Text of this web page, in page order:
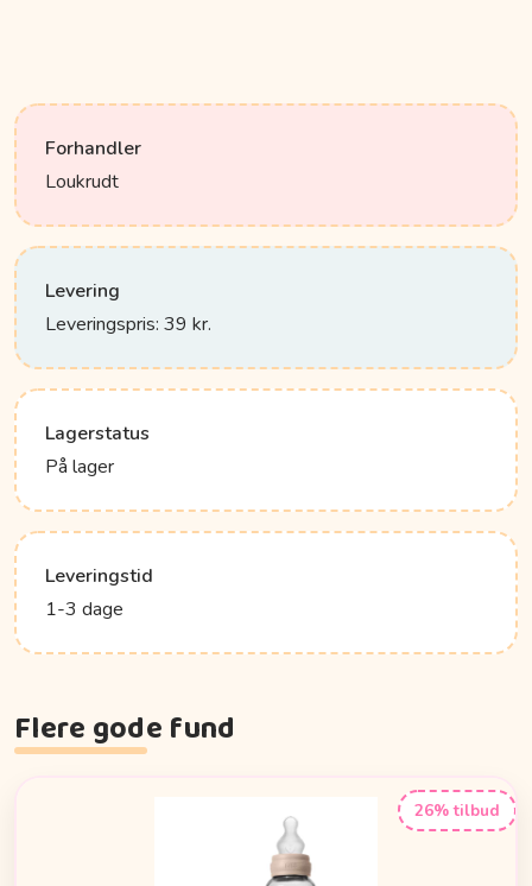
Forhandler
Loukrudt
Levering
Leveringspris: 39 kr.
Lagerstatus
På lager
Leveringstid
1-3 dage
Flere gode fund
26% tilbud